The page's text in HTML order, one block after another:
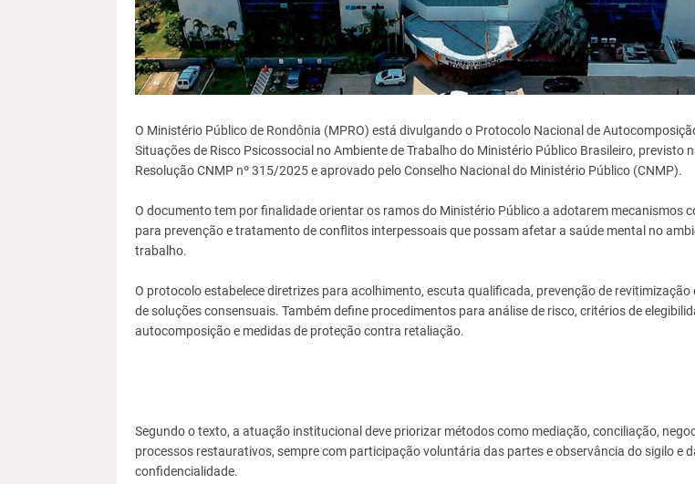
O Ministério Público de Rondônia (MPRO) está divulgando o Protocolo Nacional de
Situações de Risco Psicossocial no Ambiente de Trabalho do Ministério Público Brasileiro, previsto
Resolução CNMP nº 315/2025 e aprovado pelo Conselho Nacional do Ministério Público (CNMP).
O documento tem por finalidade orientar os ramos do Ministério Público a adotarem mecanismos
para prevenção e tratamento de conflitos interpessoais que possam afetar a saúde mental no
trabalho.
O protocolo estabelece diretrizes para acolhimento, escuta qualificada, prevenção de revitimização
de soluções consensuais. Também define procedimentos para análise de risco, critérios de
autocomposição e medidas de proteção contra retaliação.
Segundo o texto, a atuação institucional deve priorizar métodos como mediação, conciliação,
processos restaurativos, sempre com participação voluntária das partes e observância do sigilo e
confidencialidade.